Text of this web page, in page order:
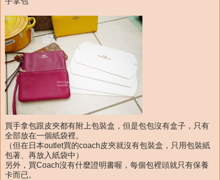
買手拿包跟皮夾都有附上包裝盒，但是包包沒有盒子，只有
全部放在一個紙袋裡。
（但在日本outlet買的coach皮夾就沒有包裝盒，只用包裝紙
包著、再放入紙袋中）
另外，買Coach沒有什麼證明書喔，每個包裡頭就只有保養
卡而已。